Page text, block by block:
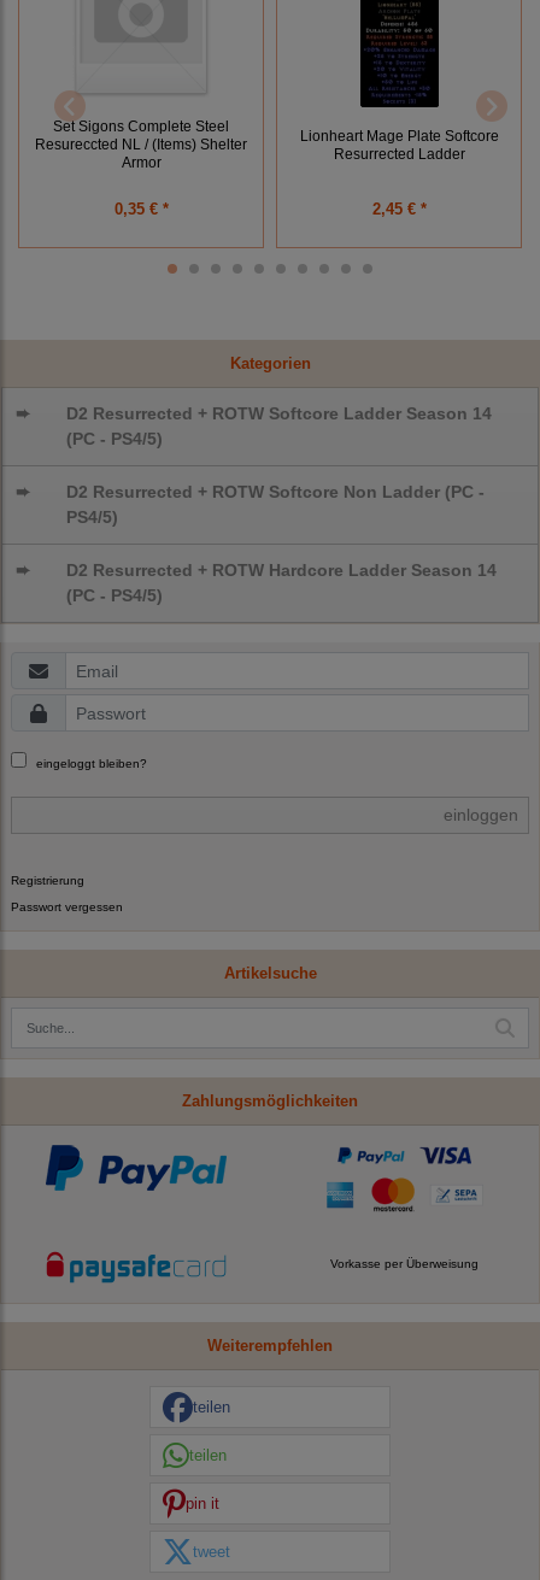
Kategorien
➨
D2 Resurrected + ROTW Softcore Ladder Season 14
(PC - PS4/5)
➨
D2 Resurrected + ROTW Softcore Non Ladder (PC -
PS4/5)
➨
D2 Resurrected + ROTW Hardcore Ladder Season 14
(PC - PS4/5)
eingeloggt bleiben?
einloggen
Registrierung
Passwort vergessen
Artikelsuche
Set Sigons Complete Steel
Resureccted NL / (Items) Shelter
Armor
0,35 € *
Lionheart Mage Plate Softcore
Resurrected Ladder
2,45 € *
Zahlungsmöglichkeiten
Vorkasse per Überweisung
Weiterempfehlen
teilen
teilen
pin it
tweet